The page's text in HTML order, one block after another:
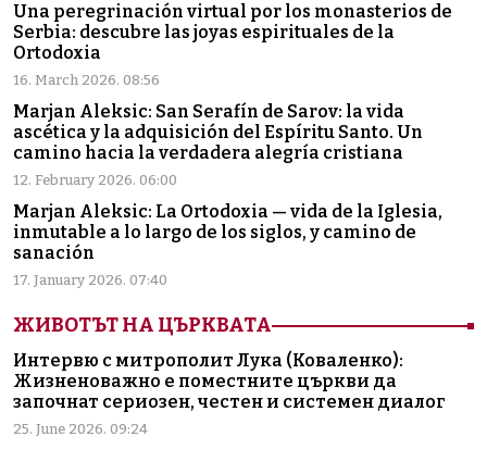
Una peregrinación virtual por los monasterios de
Serbia: descubre las joyas espirituales de la
Ortodoxia
16. March 2026. 08:56
Marjan Aleksic: San Serafín de Sarov: la vida
ascética y la adquisición del Espíritu Santo. Un
camino hacia la verdadera alegría cristiana
12. February 2026. 06:00
Marjan Aleksic: La Ortodoxia — vida de la Iglesia,
inmutable a lo largo de los siglos, y camino de
sanación
17. January 2026. 07:40
ЖИВОТЪТ НА ЦЪРКВАТА
Интервю с митрополит Лука (Коваленко):
Жизненоважно е поместните църкви да
започнат сериозен, честен и системен диалог
25. June 2026. 09:24